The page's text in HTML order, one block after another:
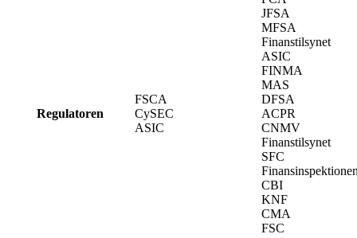
Regulatoren
FSCA
CySEC
ASIC
JFSA
MFSA
Finanstilsynet
ASIC
FINMA
MAS
DFSA
ACPR
CNMV
Finanstilsynet
SFC
CBI
KNF
CMA
FSC